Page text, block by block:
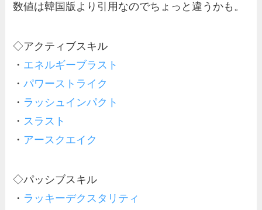
数値は韓国版より引用なのでちょっと違うかも。
◇アクティブスキル
・ エネルギーブラスト
・パワーストライク
・ ラッシュインパクト
・ スラスト
・ アースクエイク
◇パッシブスキル
・ ラッキーデクスタリティ